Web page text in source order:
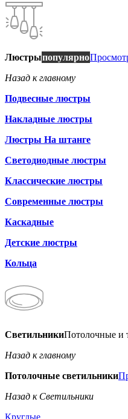
Люстрыпопулярно
Назад к главному
Подвесные люстры
Накладные люстры
Люстры На штанге
Светодиодные люстры
Классические люстры
Современные люстры
Каскадные
Детские люстры
Кольца
СветильникиПотолочные и
Назад к главному
Потолочные светильники
Назад к Светильники
Круглые